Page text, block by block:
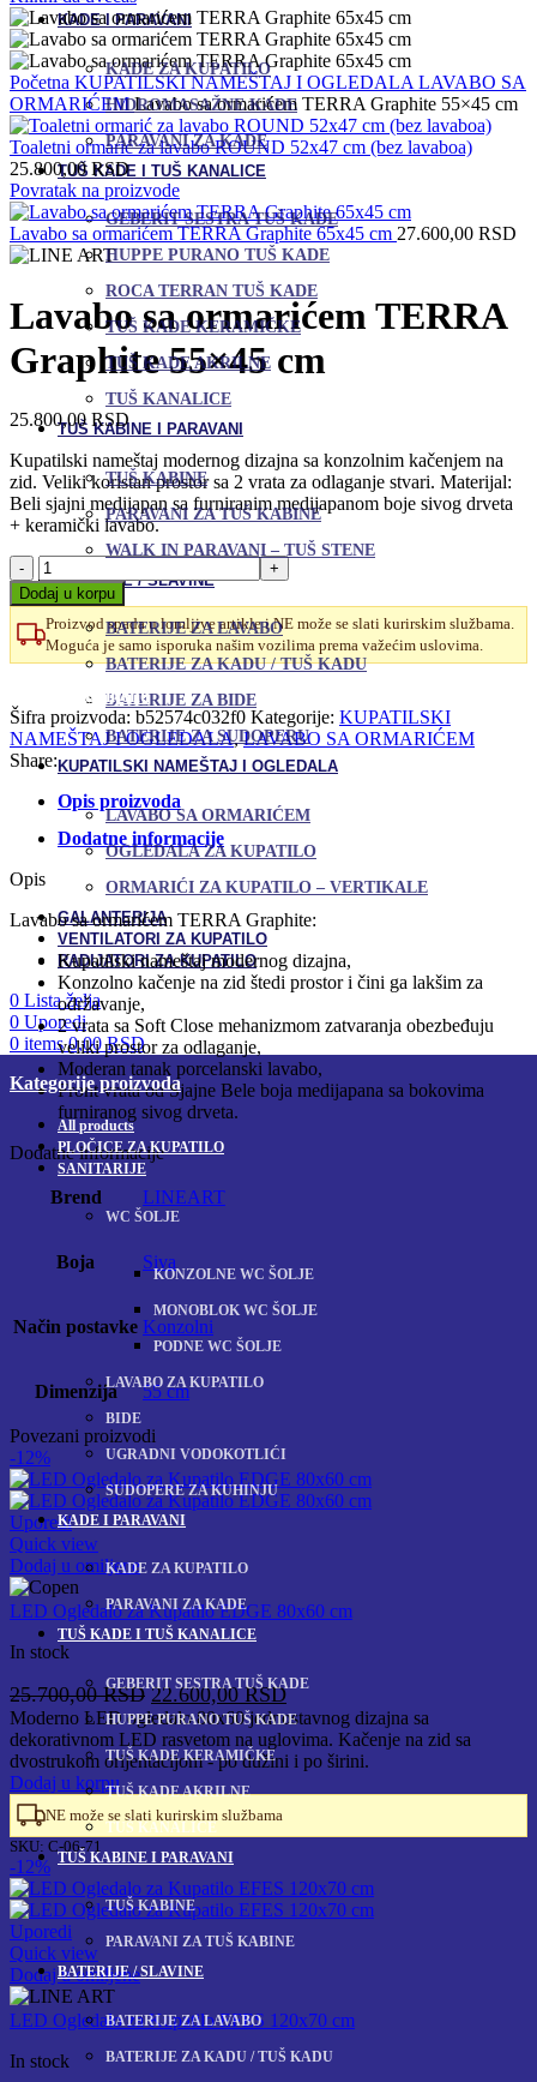
KADE I PARAVANI
KADE ZA KUPATILO
HIDROMASAŽNE KADE
PARAVANI ZA KADE
TUŠ KADE I TUŠ KANALICE
GEBERIT SESTRA TUŠ KADE
HUPPE PURANO TUŠ KADE
ROCA TERRAN TUŠ KADE
TUŠ KADE KERAMIČKE
TUŠ KADE AKRILNE
TUŠ KANALICE
TUŠ KABINE I PARAVANI
TUŠ KABINE
PARAVANI ZA TUŠ KABINE
WALK IN PARAVANI – TUŠ STENE
BATERIJE / SLAVINE
BATERIJE ZA LAVABO
BATERIJE ZA KADU / TUŠ KADU
BATERIJE ZA BIDE
BATERIJE ZA SUDOPERU
KUPATILSKI NAMEŠTAJ I OGLEDALA
LAVABO SA ORMARIĆEM
OGLEDALA ZA KUPATILO
ORMARIĆI ZA KUPATILO – VERTIKALE
GALANTERIJA
VENTILATORI ZA KUPATILO
RADIJATORI ZA KUPATILO
0 Lista želja
0 Uporedi
0 items 0,00RSD
Kategorije proizvoda
All products
PLOČICE ZA KUPATILO
SANITARIJE
WC ŠOLJE
KONZOLNE WC ŠOLJE
MONOBLOK WC ŠOLJE
PODNE WC ŠOLJE
LAVABO ZA KUPATILO
BIDE
UGRADNI VODOKOTLIĆI
SUDOPERE ZA KUHINJU
KADE I PARAVANI
KADE ZA KUPATILO
PARAVANI ZA KADE
TUŠ KADE I TUŠ KANALICE
GEBERIT SESTRA TUŠ KADE
HUPPE PURANO TUŠ KADE
TUŠ KADE KERAMIČKE
TUŠ KADE AKRILNE
TUŠ KANALICE
TUŠ KABINE I PARAVANI
TUŠ KABINE
PARAVANI ZA TUŠ KABINE
BATERIJE / SLAVINE
BATERIJE ZA LAVABO
BATERIJE ZA KADU / TUŠ KADU
Početna KUPATILSKI NAMEŠTAJ I OGLEDALA LAVABO SA
ORMARIĆEMLavabo sa ormarićem TERRA Graphite 55×45 cm
Toaletni ormarić za lavabo ROUND 52x47 cm (bez lavaboa)
25.800,00RSD
Povratak na proizvode
Lavabo sa ormarićem TERRA Graphite 65x45 cm 27.600,00 RSD
Lavabo sa ormarićem TERRA
Graphite 55×45 cm
25.800,00RSD
Kupatilski nameštaj modernog dizajna sa konzolnim kačenjem na
zid. Veliki koristan prostor sa 2 vrata za odlaganje stvari. Materijal:
Beli sjajni medijapan sa furniranim medijapanom boje sivog drveta
+ keramički lavabo.
Lavabo
sa
ormarićem
TERRA
Graphite
količina
Dodaj u korpu
Proizvod spada u lomljive artikle i NE može se slati kurirskim službama.
Moguća je samo isporuka našim vozilima prema važećim uslovima.
Dodaj u omiljene
Šifra proizvoda: b52574c032f0 Kategorije: KUPATILSKI
NAMEŠTAJ I OGLEDALA, LAVABO SA ORMARIĆEM
Share:
Opis proizvoda
Dodatne informacije
Opis
Lavabo sa ormarićem TERRA Graphite:
Kupatilski nameštaj modernog dizajna,
Konzolno kačenje na zid štedi prostor i čini ga lakšim za
održavanje,
2 vrata sa Soft Close mehanizmom zatvaranja obezbeđuju
veliki prostor za odlaganje,
Moderan tanak porcelanski lavabo,
Front vrata od Sjajne Bele boja medijapana sa bokovima
furniranog sivog drveta.
Dodatne informacije
Brend LINEART
Boja Siva
Način postavke Konzolni
Dimenzija 55 cm
Povezani proizvodi
-12%
Uporedi
Quick view
Dodaj u omiljene
LED Ogledalo za Kupatilo EDGE 80x60 cm
In stock
25.700,00RSD Originalna
cena
je
bila:
25.700,00 RSD.
22.600,00RSDTrenutna
cena
je:
22.600,00 RSD.
Moderno LED ogledalo 80x60 jednostavnog dizajna sa
dekorativnom LED rasvetom na uglovima. Kačenje na zid sa
dvostrukom orijentacijom - po dužini i po širini.
Dodaj u korpu
NE može se slati kurirskim službama
SKU: C-06-71
-12%
Uporedi
Quick view
Dodaj u omiljene
LED Ogledalo za Kupatilo EFES 120x70 cm
In stock